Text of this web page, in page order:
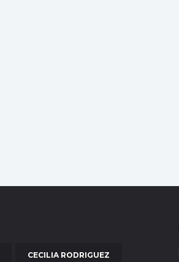
CECILIA RODRIGUEZ